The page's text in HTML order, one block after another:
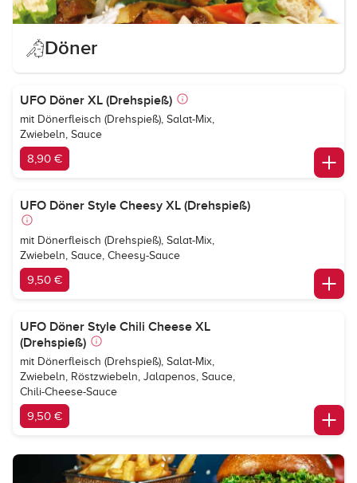
Döner
UFO Döner XL (Drehspieß)
mit Dönerfleisch (Drehspieß), Salat-Mix,
Zwiebeln, Sauce
8,90 €
UFO Döner Style Cheesy XL (Drehspieß)
mit Dönerfleisch (Drehspieß), Salat-Mix,
Zwiebeln, Sauce, Cheesy-Sauce
9,50 €
UFO Döner Style Chili Cheese XL
(Drehspieß)
mit Dönerfleisch (Drehspieß), Salat-Mix,
Zwiebeln, Röstzwiebeln, Jalapenos, Sauce,
Chili-Cheese-Sauce
9,50 €